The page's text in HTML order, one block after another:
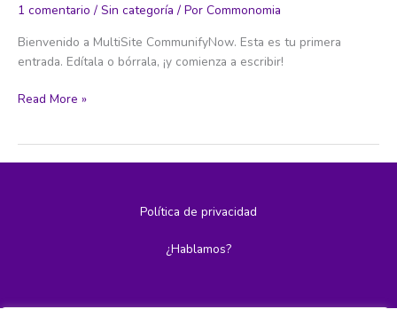
1 comentario / Sin categoría / Por Commonomia
Bienvenido a MultiSite CommunifyNow. Esta es tu primera
entrada. Edítala o bórrala, ¡y comienza a escribir!
Read More »
Política de privacidad
¿Hablamos?